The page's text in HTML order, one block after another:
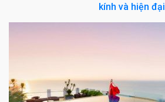
kính và hiện đại